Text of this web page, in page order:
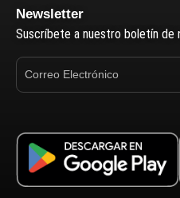
Newsletter
Suscríbete a nuestro boletín de